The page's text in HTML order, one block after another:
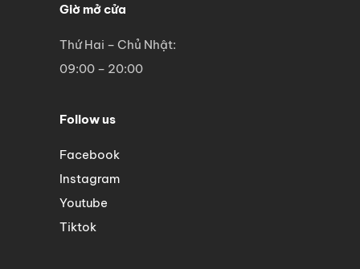
Giờ mở cửa
Thứ Hai – Chủ Nhật:
09:00 – 20:00
Follow us
Facebook
Instagram
Youtube
Tiktok